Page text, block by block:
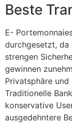
Beste
E-
durchgesetzt, da
strengen
gewinnen
Privatsphäre
Traditionelle
konservative
ausgedehntere